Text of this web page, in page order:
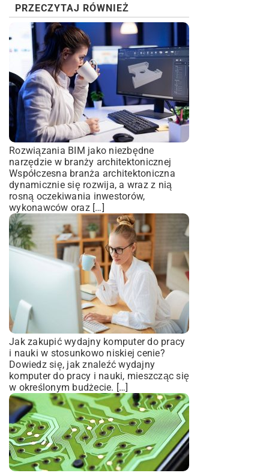
PRZECZYTAJ RÓWNIEŻ
Rozwiązania BIM jako niezbędne
narzędzie w branży architektonicznej
Współczesna branża architektoniczna
dynamicznie się rozwija, a wraz z nią
rosną oczekiwania inwestorów,
wykonawców oraz […]
Jak zakupić wydajny komputer do pracy
i nauki w stosunkowo niskiej cenie?
Dowiedz się, jak znaleźć wydajny
komputer do pracy i nauki, mieszcząc się
w określonym budżecie. […]